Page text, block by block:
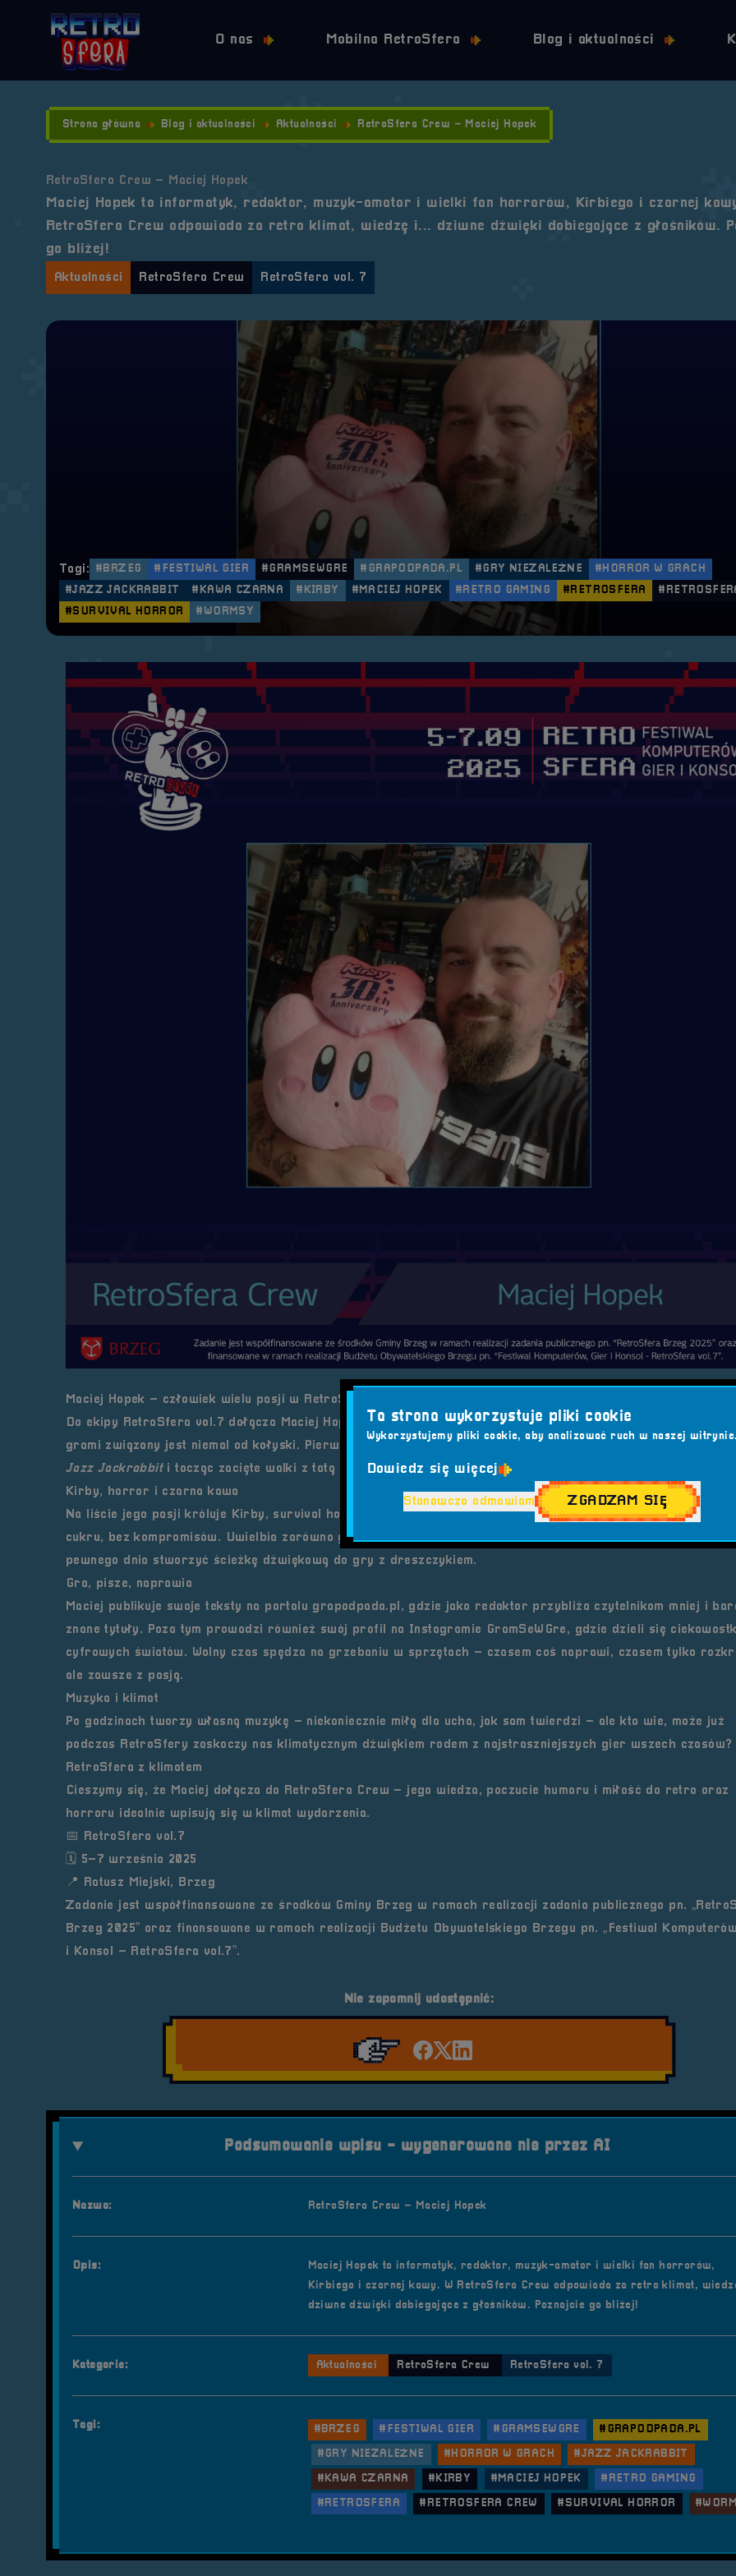
O nas Mobilna RetroSfera Blog i aktualności
Strona główna Blog i aktualności Aktualności RetroSfera Crew – Maciej Hopek
RetroSfera Crew – Maciej Hopek
Maciej Hopek to informatyk, redaktor, muzyk-amator i wielki fan horrorów, Kirbiego i czarnej
RetroSfera Crew odpowiada za retro klimat, wiedzę i... dziwne dźwięki dobiegające z głośników.
go bliżej!
Aktualności RetroSfera Crew RetroSfera vol. 7
Tagi: #BRZEG #FESTIWAL GIER #GRAMSEWGRE #GRAPODPADA.PL #GRY NIEZALEŻNE
#HORROR W GRACH
#JAZZ JACKRABBIT
#KAWA CZARNA #KIRBY #MACIEJ HOPEK #RETRO GAMING #RETROSFERA
#SURVIVAL HORROR
#WORMSY
Maciej Hopek – człowiek wielu pasji w RetroSfera Crew
Do ekipy RetroSfera vol.7 dołącza Maciej Hopek – informatyk z zawodu, redaktor z zamiłowania
, człowiek,
grami związany jest niemal od kołyski. Pierwsze wirtualne kroki stawiał już w przedszkolu, grając w
Jazz Jackrabbiti tocząc zacięte walki z tatą w Wormsy.
Kirby, horror i czarna kawa
Na liście jego pasji króluje
Kirby, survival horrory orazkawa czarna jak dusza Silent Hilla– pita bez mleka,
cukru, bez kompromisów. Uwielbia zarówno gry grozy, jak i kino spod znaku mroku i niepokoju. Marzy o tym,
pewnego dnia stworzyć ścieżkę dźwiękową do gry z dreszczykiem.
Gra, pisze, naprawia
Maciej publikuje swoje teksty na portalu grapodpada.pl , gdzie jako redaktor przybliża czytelnikom mniej i
znane tytuły. Poza tym prowadzi również swój profil na Instagramie GramSeWGre, gdzie dzieli się
cyfrowych światów. Wolny czas spędza na grzebaniu w sprzętach – czasem coś naprawi, czasem tylko
ale zawsze z pasją.
Muzyka i klimat
Po godzinach tworzy własną muzykę – niekoniecznie miłą dla ucha, jak sam twierdzi – ale kto wie, może już
podczas RetroSfery zaskoczy nas klimatycznym dźwiękiem rodem z najstraszniejszych gier wszech czasów?
RetroSfera z klimatem
Cieszymy się, że Maciej dołącza do RetroSfera Crew – jego wiedza, poczucie humoru i miłość do retro oraz
horroru idealnie wpisują się w klimat wydarzenia.
📅 RetroSfera vol.7
🗓 5–7 września 2025
📍 Ratusz Miejski, Brzeg
Zadanie jest współfinansowane ze środków Gminy Brzeg w ramach realizacji zadania publicznego pn.
Brzeg 2025” oraz finansowane w ramach realizacji Budżetu Obywatelskiego Brzegu pn. „Festiwal
i Konsol – RetroSfera vol.7”.
Nie zapomnij udostępnić:
Udostępnij na facebook'u
Udostępnij na Twiterze
Udostępnij na LinkedIn
Podsumowanie wpisu - wygenerowane nie przez AI
Nazwa: RetroSfera Crew – Maciej Hopek
Opis:
Maciej Hopek to informatyk, redaktor, muzyk-amator i wielki fan horrorów,
Kirbiego i czarnej kawy. W RetroSfera Crew odpowiada za retro klimat,
dziwne dźwięki dobiegające z głośników. Poznajcie go bliżej!
Kategorie: Aktualności RetroSfera Crew RetroSfera vol. 7
Tagi: #BRZEG #FESTIWAL GIER #GRAMSEWGRE
#GRAPODPADA.PL
#GRY NIEZALEŻNE
#HORROR W GRACH
#JAZZ JACKRABBIT
#KAWA CZARNA
#KIRBY #MACIEJ HOPEK
#RETRO GAMING
#RETROSFERA
#RETROSFERA CREW #SURVIVAL HORROR
Ta strona wykorzystuje pliki cookie
Wykorzystujemy pliki cookie, aby analizować ruch w naszej witrynie.
Dowiedz się więcej
Stanowczo odmawiam ZGADZAM SIĘ